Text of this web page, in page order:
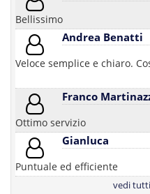
Bellissimo
Andrea Benatti
Veloce semplice e chiaro.
Franco
Ottimo servizio
Gianluca
Puntuale ed efficiente
vedi